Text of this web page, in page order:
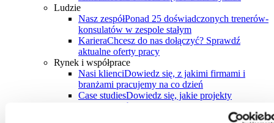
Ludzie
Nasz zespółPonad 25 doświadczonych trenerów-
konsulatów w zespole stałym
KarieraChcesz do nas dołączyć? Sprawdź
aktualne oferty pracy
Rynek i współprace
Nasi klienciDowiedz się, z jakimi firmami i
branżami pracujemy na co dzień
Case studiesDowiedz się, jakie projekty
zrealizowaliśmy i jakie przyniosły rezultaty
Współpracujemy z największymi